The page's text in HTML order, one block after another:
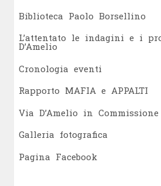
Biblioteca Paolo Borsellino
L’attentato le indagini e i
D’Amelio
Cronologia eventi
Rapporto MAFIA e APPALTI
Via D’Amelio in
Galleria fotografica
Pagina Facebook